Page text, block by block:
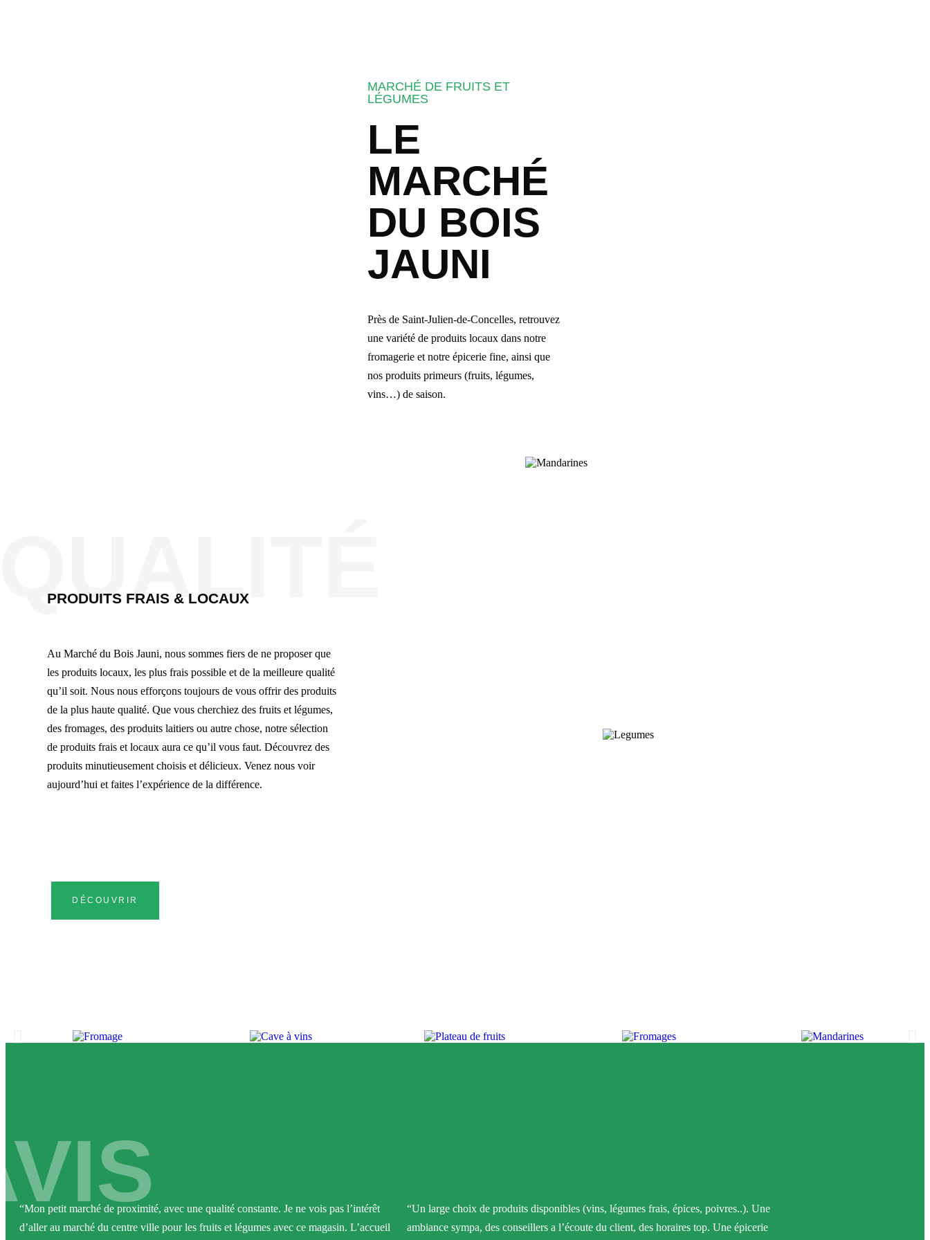
MARCHÉ DE FRUITS ET
LÉGUMES
LE
MARCHÉ
DU BOIS
JAUNI
Près de Saint-Julien-de-Concelles, retrouvez
une variété de produits locaux dans notre
fromagerie et notre épicerie fine, ainsi que
nos produits primeurs (fruits, légumes,
vins…) de saison.
PRODUITS FRAIS & LOCAUX
Au Marché du Bois Jauni, nous sommes fiers de ne proposer que
les produits locaux, les plus frais possible et de la meilleure qualité
qu’il soit. Nous nous efforçons toujours de vous offrir des produits
de la plus haute qualité. Que vous cherchiez des fruits et légumes,
des fromages, des produits laitiers ou autre chose, notre sélection
de produits frais et locaux aura ce qu’il vous faut. Découvrez des
produits minutieusement choisis et délicieux. Venez nous voir
aujourd’hui et faites l’expérience de la différence.
DÉCOUVRIR
“Mon petit marché de proximité, avec une qualité constante. Je ne vois pas l’intérêt
d’aller au marché du centre ville pour les fruits et légumes avec ce magasin. L’accueil
“Un large choix de produits disponibles (vins, légumes frais, épices, poivres..). Une
ambiance sympa, des conseillers a l’écoute du client, des horaires top. Une épicerie